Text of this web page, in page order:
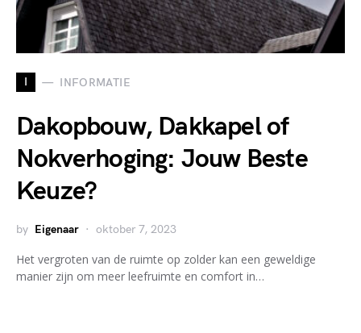
I INFORMATIE
Dakopbouw, Dakkapel of
Nokverhoging: Jouw Beste
Keuze?
by Eigenaar oktober 7, 2023
Het vergroten van de ruimte op zolder kan een geweldige
manier zijn om meer leefruimte en comfort in…